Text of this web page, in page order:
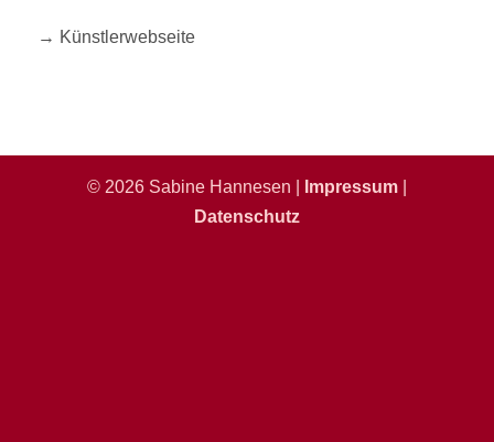
→ Künstlerwebseite
© 2026 Sabine Hannesen | Impressum|
Datenschutz